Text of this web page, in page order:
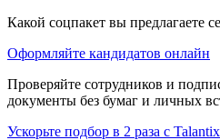
Какой соцпакет вы предлагаете
Оформляйте кандидатов онлайн
Проверяйте сотрудников и
документы без бумаг и личных
Ускорьте подбор в 2 раза с Talantix